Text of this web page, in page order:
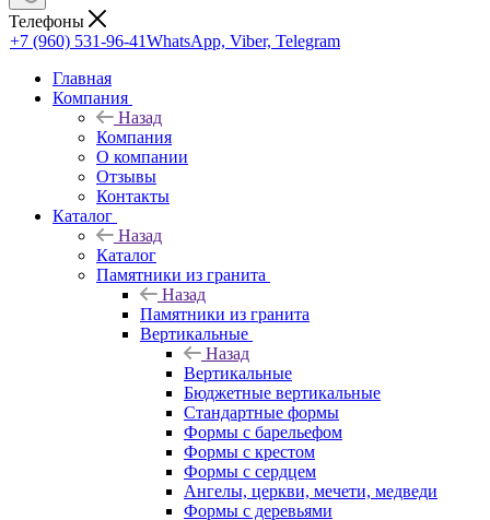
Телефоны
+7 (960) 531-96-41WhatsApp, Viber, Telegram
Главная
Компания
Назад
Компания
О компании
Отзывы
Контакты
Каталог
Назад
Каталог
Памятники из гранита
Назад
Памятники из гранита
Вертикальные
Назад
Вертикальные
Бюджетные вертикальные
Стандартные формы
Формы с барельефом
Формы с крестом
Формы с сердцем
Ангелы, церкви, мечети, медведи
Формы с деревьями